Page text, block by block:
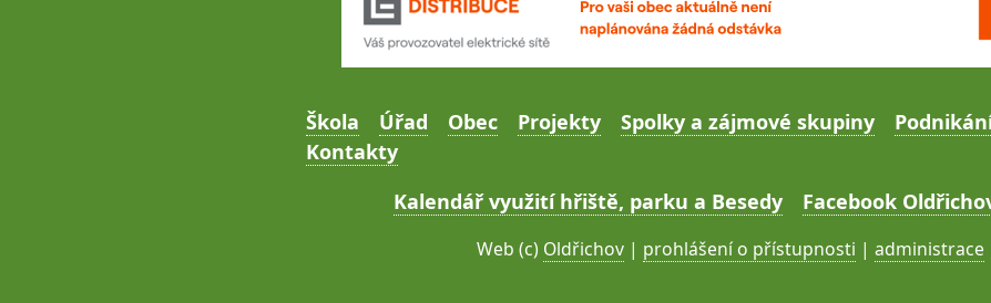
Škola Úřad Obec Projekty Spolky a zájmové skupiny
Kontakty
Kalendář využití hřiště, parku a Besedy
Facebook
Web (c) Oldřichov| prohlášení o přístupnosti | administrace